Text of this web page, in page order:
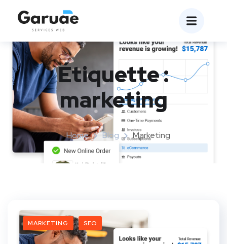
Étiquette :
marketing
Home Blog Marketing
MARKETING SEO